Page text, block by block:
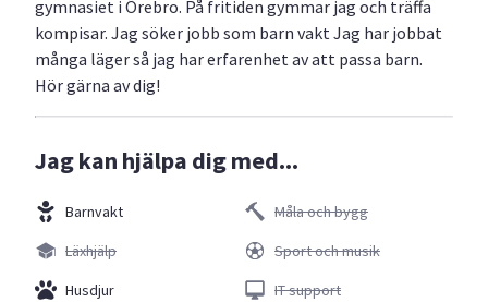
gymnasiet i Örebro. På fritiden gymmar jag och träffa
kompisar. Jag söker jobb som barn vakt Jag har jobbat
många läger så jag har erfarenhet av att passa barn.
Hör gärna av dig!
Jag kan hjälpa dig med...
Barnvakt
Läxhjälp
Husdjur
Måla och bygg
Sport och musik
IT support